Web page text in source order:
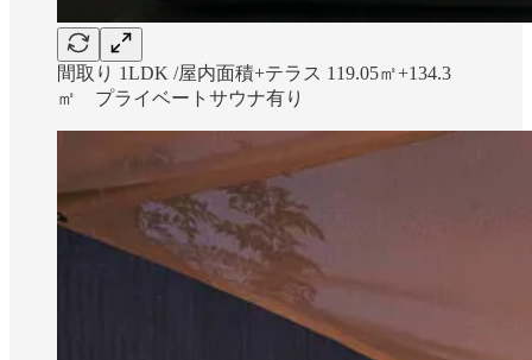
間取り 1LDK /屋内面積+テラス 119.05㎡+134.3
㎡ プライベートサウナ有り